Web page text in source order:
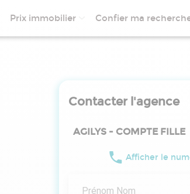
Prix immobilier Confier ma
Contacter l'agence
AGILYS - COMPTE FILLE
Afficher le
Prénom Nom